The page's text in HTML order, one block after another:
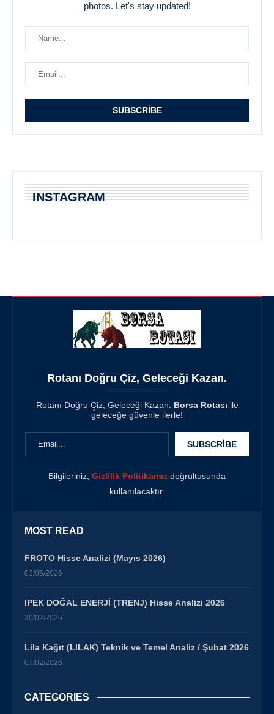
photos. Let's stay updated!
INSTAGRAM
CATEGORIES
Rotanı Doğru Çiz, Geleceği Kazan.
Rotanı Doğru Çiz, Geleceği Kazan. Borsa Rotası ile
geleceğe güvenle ilerle!
Bilgileriniz, Gizlilik Politikamız doğrultusunda
kullanılacaktır.
MOST READ
FROTO Hisse Analizi (Mayıs 2026)
03/05/2026
IPEK DOĞAL ENERJİ (TRENJ) Hisse Analizi 2026
20/02/2026
Lila Kağıt (LILAK) Teknik ve Temel Analiz / Şubat 2026
07/02/2026